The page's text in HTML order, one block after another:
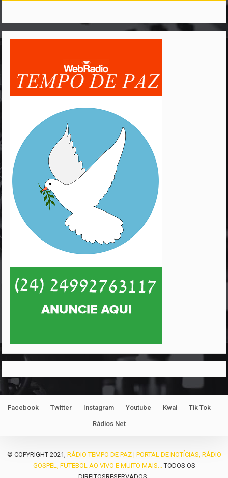
Facebook Twitter Instagram Youtube Kwai Tik Tok
Rádios Net
© COPYRIGHT 2021, RÁDIO TEMPO DE PAZ | PORTAL DE NOTÍCIAS, RÁDIO
GOSPEL, FUTEBOL AO VIVO E MUITO MAIS...TODOS OS